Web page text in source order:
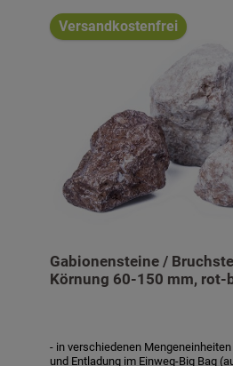
Versandkostenfrei
Gabionensteine /
Körnung 60-150 mm, rot-
- in verschiedenen
und Entladung im Einweg-Big Bag